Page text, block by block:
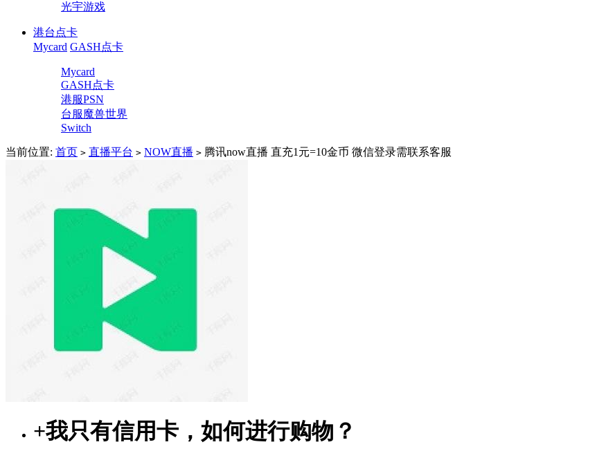
光宇游戏
港台点卡
Mycard GASH点卡
Mycard
GASH点卡
港服PSN
台服魔兽世界
Switch
当前位置: 首页 > 直播平台 > NOW直播 > 腾讯now直播 直充1元=10金币 微信登录需联系客服
+我只有信用卡，如何进行购物？